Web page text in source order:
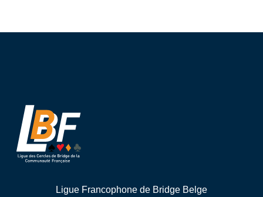
Ligue Francophone de Bridge Belge